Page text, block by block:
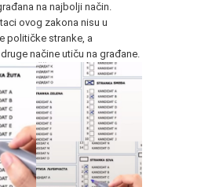
na najbolji način.
ovog zakona nisu u
političke stranke, a
načine utiču na građane.